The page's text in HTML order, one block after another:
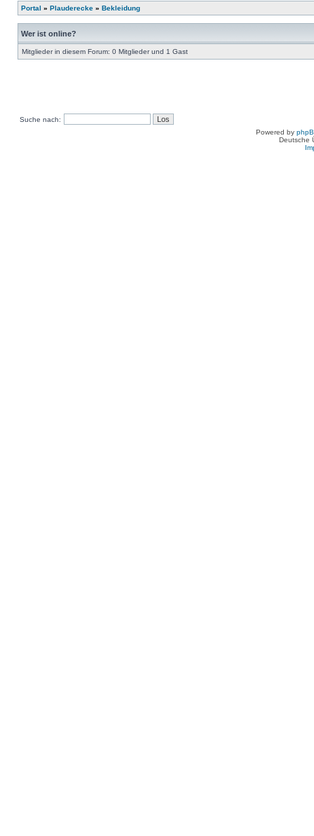
Portal » Plauderecke » Bekleidung
Wer ist online?
Mitglieder in diesem Forum: 0 Mitglieder und 1 Gast
Suche nach:
Powered by
Deutsche